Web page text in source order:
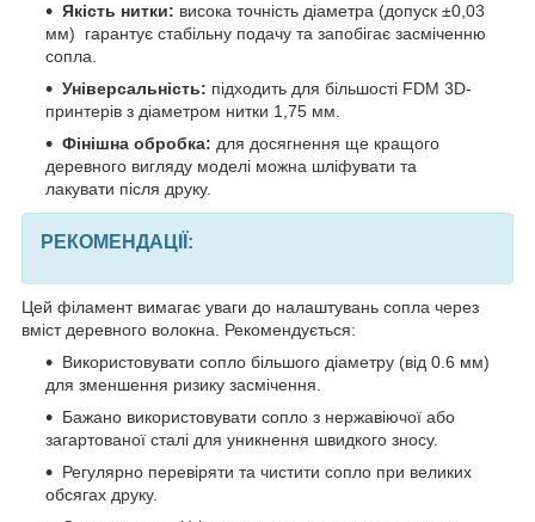
Якість нитки: висока точність діаметра (допуск ±0,03
мм) гарантує стабільну подачу та запобігає засміченню
сопла.
Універсальність: підходить для більшості FDM 3D-
принтерів з діаметром нитки 1,75 мм.
Фінішна обробка: для досягнення ще кращого
деревного вигляду моделі можна шліфувати та
лакувати після друку.
РЕКОМЕНДАЦІЇ:
Цей філамент вимагає уваги до налаштувань сопла через
вміст деревного волокна. Рекомендується:
Використовувати сопло більшого діаметру (від 0.6 мм)
для зменшення ризику засмічення.
Бажано використовувати сопло з нержавіючої або
загартованої сталі для уникнення швидкого зносу.
Регулярно перевіряти та чистити сопло при великих
обсягах друку.